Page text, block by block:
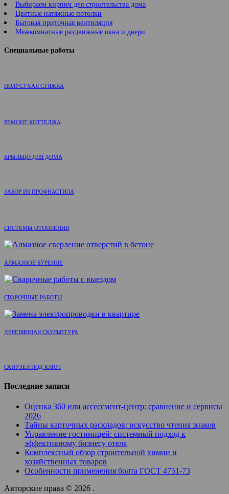
Выбираем кирпич для строительства дома
Цветные натяжные потолки
Бытовая приточная вентиляция
Межкомнатные раздвижные окна и двери
Специальные работы
ПОЛУСУХАЯ СТЯЖКА
РЕМОНТ КОТТЕДЖА
КРЫЛЬЦО ДЛЯ ДОМА
ЗАБОР ИЗ ПРОФНАСТИЛА
СИСТЕМЫ ОТОПЛЕНИЯ
АЛМАЗНОЕ БУРЕНИЕ
СВАРОЧНЫЕ РАБОТЫ
ДЕРЕВЯННАЯ СКУЛЬПТУРА
САНУЗЕЛ ПОД КЛЮЧ
Последние записи
Оценка 360 или ассессмент-центр: сравнение и сервисы
2026
Тайны карточных раскладов: искусство чтения знаков
Управление гостиницей: системный подход к
эффективному бизнесу отеля
Комплексный обзор строительной химии и
хозяйственных товаров
Особенности применения болта ГОСТ 4751-73
Авторские права © 2026 .